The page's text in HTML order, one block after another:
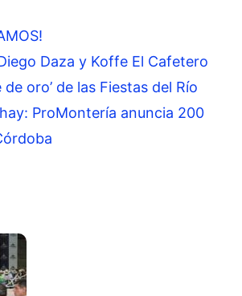
Daza y Koffe El Cafetero
de oro’ de las Fiestas del Río
ProMontería anuncia 200